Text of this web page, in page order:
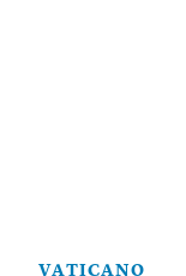
VATICANO